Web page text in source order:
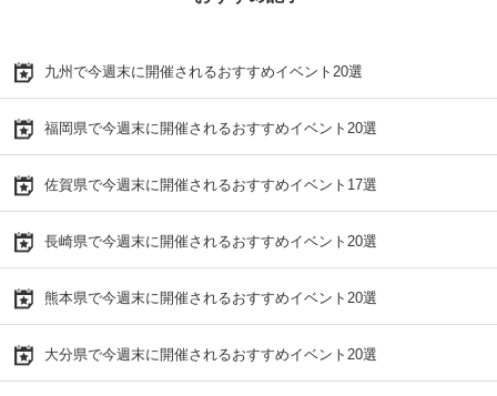
九州で今週末に開催されるおすすめイベント20選
福岡県で今週末に開催されるおすすめイベント20選
佐賀県で今週末に開催されるおすすめイベント17選
長崎県で今週末に開催されるおすすめイベント20選
熊本県で今週末に開催されるおすすめイベント20選
大分県で今週末に開催されるおすすめイベント20選